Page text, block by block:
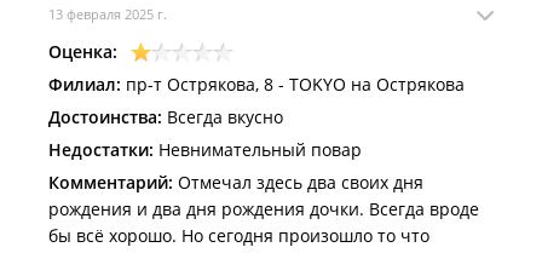
13 февраля 2025 г.
Оценка:
Филиал: пр-т Острякова, 8 - TOKYO на Острякова
Достоинства: Всегда вкусно
Недостатки: Невнимательный повар
Комментарий: Отмечал здесь два своих дня
рождения и два дня рождения дочки. Всегда вроде
бы всё хорошо. Но сегодня произошло то что